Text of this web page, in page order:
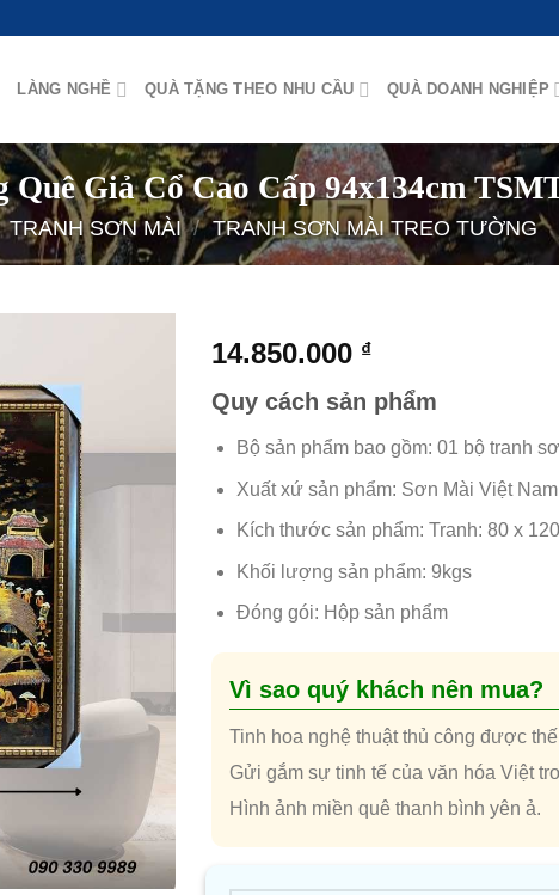
LÀNG NGHỀ QUÀ TẶNG THEO NHU CẦU QUÀ DOANH NGHIỆP
Giả Cổ Cao Cấp 94x134cm
TRANH SƠN MÀI / TRANH SƠN MÀI TREO TƯỜNG
14.850.000 ₫
Quy cách sản phẩm
Bộ sản phẩm bao gồm: 01 bộ tranh
Xuất xứ sản phẩm: Sơn Mài Việt Nam
Kích thước sản phẩm: Tranh: 80 x
Khối lượng sản phẩm: 9kgs
Đóng gói: Hộp sản phẩm
Vì sao quý khách nên mua?
Tinh hoa nghệ thuật thủ công được
Gửi gắm sự tinh tế của văn hóa Việt
Hình ảnh miền quê thanh bình yên ả.